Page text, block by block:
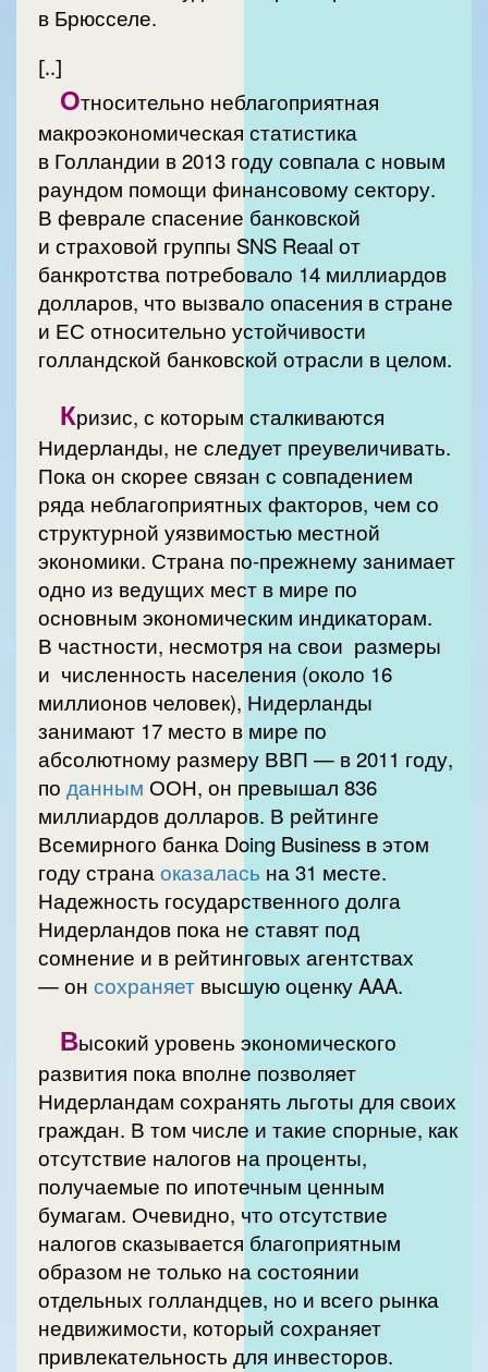
в Брюсселе.
[..]
Относительно неблагоприятная
макроэкономическая статистика
в Голландии в 2013 году совпала с новым
раундом помощи финансовому сектору.
В феврале спасение банковской
и страховой группы SNS Reaal от
банкротства потребовало 14 миллиардов
долларов, что вызвало опасения в стране
и ЕС относительно устойчивости
голландской банковской отрасли в целом.
Кризис, с которым сталкиваются
Нидерланды, не следует преувеличивать.
Пока он скорее связан с совпадением
ряда неблагоприятных факторов, чем со
структурной уязвимостью местной
экономики. Страна по-прежнему занимает
одно из ведущих мест в мире по
основным экономическим индикаторам.
В частности, несмотря на свои размеры
и численность населения (около 16
миллионов человек), Нидерланды
занимают 17 место в мире по
абсолютному размеру ВВП — в 2011 году,
по данным ООН, он превышал 836
миллиардов долларов. В рейтинге
Всемирного банка Doing Business в этом
году страна оказалась на 31 месте.
Надежность государственного долга
Нидерландов пока не ставят под
сомнение и в рейтинговых агентствах
— он сохраняет высшую оценку AAA.
Высокий уровень экономического
развития пока вполне позволяет
Нидерландам сохранять льготы для своих
граждан. В том числе и такие спорные, как
отсутствие налогов на проценты,
получаемые по ипотечным ценным
бумагам. Очевидно, что отсутствие
налогов сказывается благоприятным
образом не только на состоянии
отдельных голландцев, но и всего рынка
недвижимости, который сохраняет
привлекательность для инвесторов.